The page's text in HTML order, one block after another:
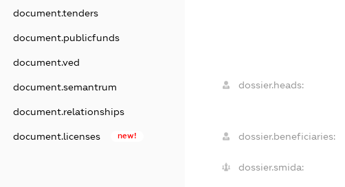
document.tenders
document.publicfunds
document.ved
document.semantrum
document.relationships
document.licenses new!
dossier.heads:
dossier.beneficiaries:
dossier.smida: